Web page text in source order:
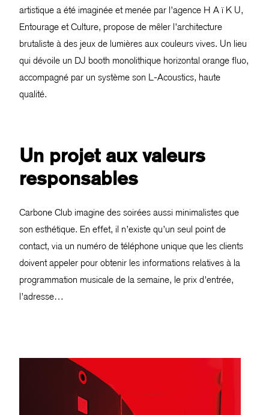
artistique a été imaginée et menée par l’agence H A ï K U,
Entourage et Culture, propose de mêler l’architecture
brutaliste à des jeux de lumières aux couleurs vives. Un lieu
qui dévoile un DJ booth monolithique horizontal orange fluo,
accompagné par un système son L-Acoustics, haute
qualité.
Un projet aux valeurs
responsables
Carbone Club imagine des soirées aussi minimalistes que
son esthétique. En effet, il n’existe qu’un seul point de
contact, via un numéro de téléphone unique que les clients
doivent appeler pour obtenir les informations relatives à la
programmation musicale de la semaine, le prix d’entrée,
l’adresse…